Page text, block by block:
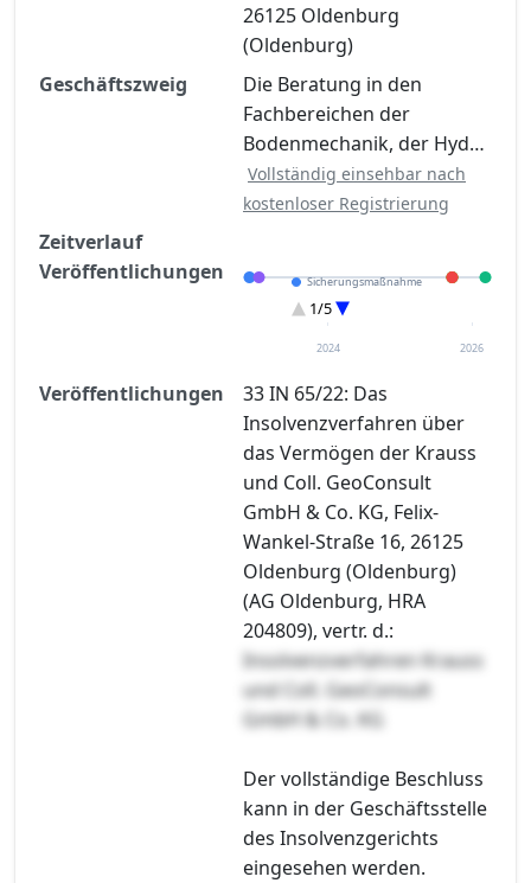
26125 Oldenburg
(Oldenburg)
Geschäftszweig
Die Beratung in den
Fachbereichen der
Bodenmechanik, der Hyd…
Vollständig einsehbar nach
kostenloser Registrierung
Zeitverlauf
Veröffentlichungen
Sicherungsmaßnahme
Eröffnung
Entscheidung im Verfahren
Verteilungsverzeichnisse
1/5
2024 2026
Veröffentlichungen
33 IN 65/22: Das
Insolvenzverfahren über
das Vermögen der Krauss
und Coll. GeoConsult
GmbH & Co. KG, Felix-
Wankel-Straße 16, 26125
Oldenburg (Oldenburg)
(AG Oldenburg, HRA
204809), vertr. d.:
Insolvenzverfahren Krauss
und Coll. GeoConsult
GmbH & Co. KG
Der vollständige Beschluss
kann in der Geschäftsstelle
des Insolvenzgerichts
eingesehen werden.